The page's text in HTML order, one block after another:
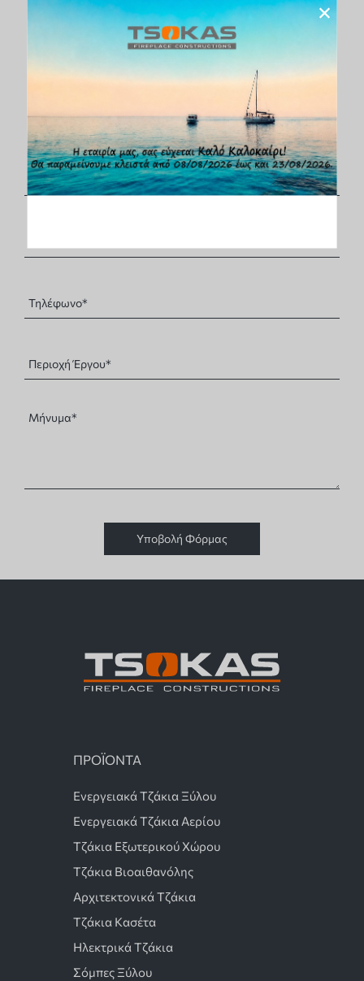
×
Τηλέφωνο Επικοινωνίας:
210 68 35 265
Φόρμα Επικοινωνίας
Υποβολή Φόρμας
ΠΡΟΪΟΝΤΑ
Ενεργειακά Τζάκια Ξύλου
Ενεργειακά Τζάκια Αερίου
Τζάκια Εξωτερικού Χώρου
Τζάκια Βιοαιθανόλης
Αρχιτεκτονικά Τζάκια
Τζάκια Κασέτα
Ηλεκτρικά Τζάκια
Σόμπες Ξύλου